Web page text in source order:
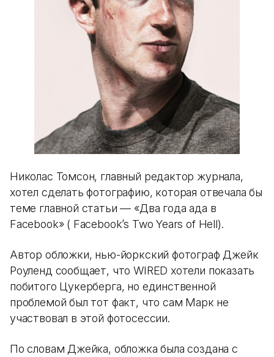
Николас Томсон, главный редактор журнала,
хотел сделать фотографию, которая отвечала бы
теме главной статьи — «Два года ада в
Facebook» ( Facebook’s Two Years of Hell).
Автор обложки, нью-йоркский фотограф Джейк
Роуленд сообщает, что WIRED хотели показать
побитого Цукерберга, но единственной
проблемой был тот факт, что сам Марк не
участвовал в этой фотосессии.
По словам Джейка, обложка была создана с